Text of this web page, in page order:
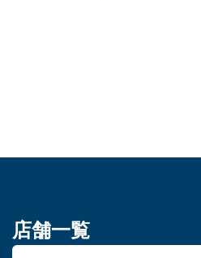
店舗一覧